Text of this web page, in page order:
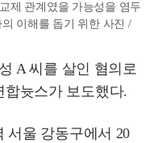
제 관계였을 가능성을 염두
이해를 돕기 위한 사진 /
A 씨를 살인 혐의로
합늇스가 보도했다.
서울 강동구에서 20